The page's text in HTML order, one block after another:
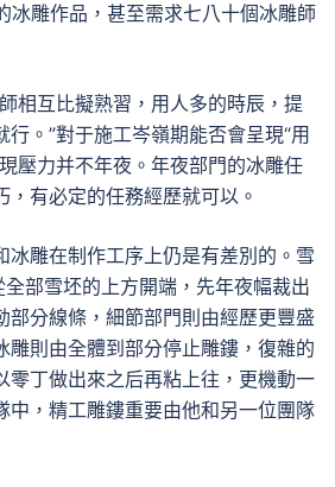
冰雕作品，甚至需求七八十個冰雕師
相互比擬熟習，用人多的時辰，提
。”對于施工岑嶺期能否會呈現“用
壓力并不年夜。年夜部門的冰雕任
有必定的任務經歷就可以。
冰雕在制作工序上仍是有差別的。雪
全部雪坯的上方開端，先年夜幅裁出
部分線條，細節部門則由經歷更豐盛
雕則由全體到部分停止雕鏤，復雜的
零丁做出來之后再粘上往，更機動一
中，精工雕鏤重要由他和另一位團隊